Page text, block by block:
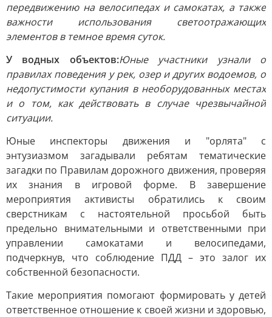
передвижению на велосипедах и самокатах, а также
важности использования светоотражающих
элементов в темное время суток.
У водных объектов:Юные участники узнали о
правилах поведения у рек, озер и других водоемов, о
недопустимости купания в необорудованных местах
и о том, как действовать в случае чрезвычайной
ситуации.
Юные инспекторы движения и "орлята" с
энтузиазмом загадывали ребятам тематические
загадки по Правилам дорожного движения, проверяя
их знания в игровой форме. В завершение
мероприятия активисты обратились к своим
сверстникам с настоятельной просьбой быть
предельно внимательными и ответственными при
управлении самокатами и велосипедами,
подчеркнув, что соблюдение ПДД – это залог их
собственной безопасности.
Такие мероприятия помогают формировать у детей
ответственное отношение к своей жизни и здоровью,